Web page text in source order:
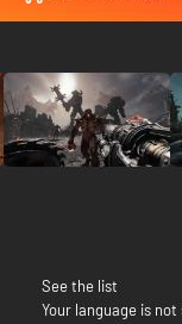
See the list
Your language is